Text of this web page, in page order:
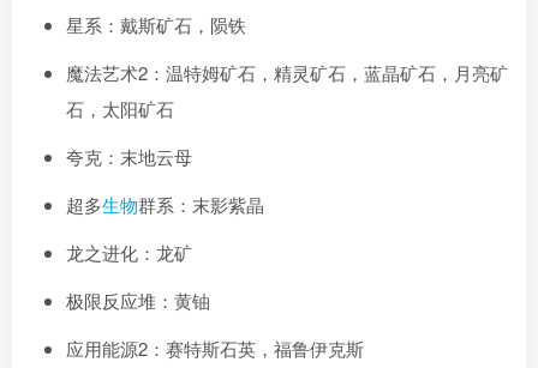
星系：戴斯矿石，陨铁
魔法艺术2：温特姆矿石，精灵矿石，蓝晶矿石，月亮矿
石，太阳矿石
夸克：末地云母
超多生物群系：末影紫晶
龙之进化：龙矿
极限反应堆：黄铀
应用能源2：赛特斯石英，福鲁伊克斯